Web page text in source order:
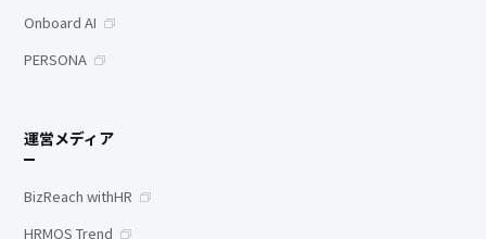
Onboard AI
PERSONA
運営メディア
BizReach withHR
HRMOS Trend